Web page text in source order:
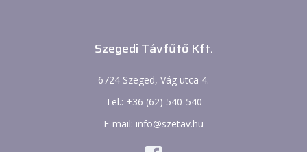
Szegedi Távfűtő Kft.
6724 Szeged, Vág utca 4.
Tel.: +36 (62) 540-540
E-mail: info@szetav.hu